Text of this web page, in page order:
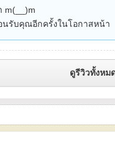
m(__)m
นรับคุณอีกครั้งในโอกาสหน้า
ดูรีวิวทั้งหม